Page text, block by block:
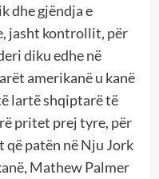
dhe gjëndja e
jasht kontrollit, për
diku edhe në
amerikanë u kanë
lartë shqiptarë të
pritet prej tyre, për
patën në Nju Jork
Mathew Palmer